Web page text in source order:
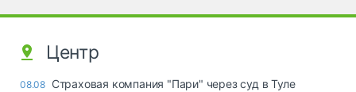
Центр
08.08 Страховая компания "Пари" через суд в Туле